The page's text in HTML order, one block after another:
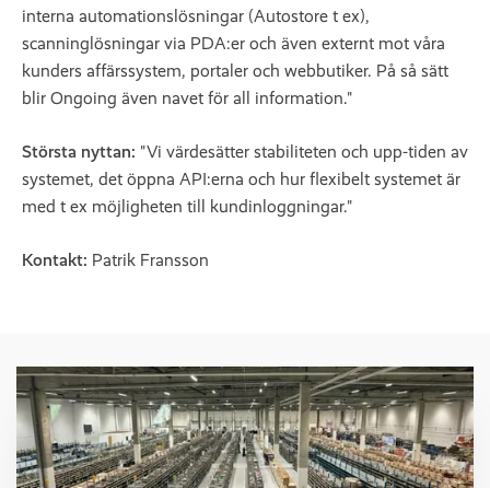
interna automationslösningar (Autostore t ex),
scanninglösningar via PDA:er och även externt mot våra
kunders affärssystem, portaler och webbutiker. På så sätt
blir Ongoing även navet för all information."
Största nyttan: "Vi värdesätter stabiliteten och upp-tiden av
systemet, det öppna API:erna och hur flexibelt systemet är
med t ex möjligheten till kundinloggningar."
Kontakt: Patrik Fransson